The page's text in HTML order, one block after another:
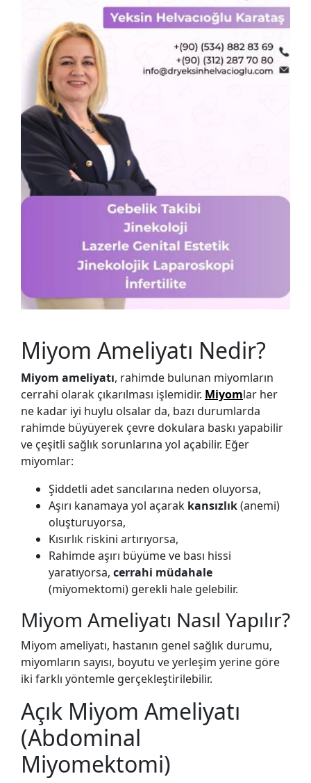
Miyom Ameliyatı Nedir?
Miyom ameliyatı, rahimde bulunan miyomların
cerrahi olarak çıkarılması işlemidir. Miyomlar her
ne kadar iyi huylu olsalar da, bazı durumlarda
rahimde büyüyerek çevre dokulara baskı yapabilir
ve çeşitli sağlık sorunlarına yol açabilir. Eğer
miyomlar:
Şiddetli adet sancılarına neden oluyorsa,
Aşırı kanamaya yol açarak kansızlık(anemi)
oluşturuyorsa,
Kısırlık riskini artırıyorsa,
Rahimde aşırı büyüme ve bası hissi
yaratıyorsa, cerrahi müdahale
(miyomektomi) gerekli hale gelebilir.
Miyom Ameliyatı Nasıl Yapılır?
Miyom ameliyatı, hastanın genel sağlık durumu,
miyomların sayısı, boyutu ve yerleşim yerine göre
iki farklı yöntemle gerçekleştirilebilir.
Açık Miyom Ameliyatı
(Abdominal
Miyomektomi)